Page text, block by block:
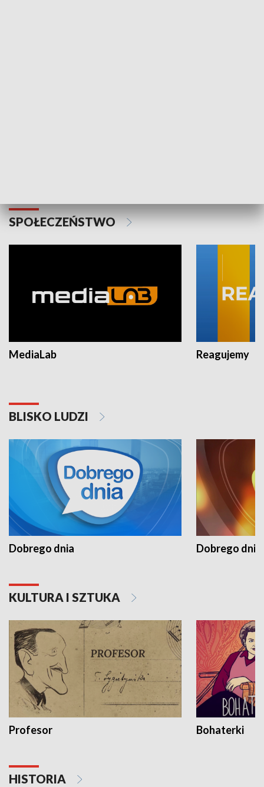
SPOŁECZEŃSTWO
MediaLab Reagujemy
BLISKO LUDZI
Dobrego dnia Dobrego dnia
KULTURA I SZTUKA
Profesor Bohaterki
HISTORIA